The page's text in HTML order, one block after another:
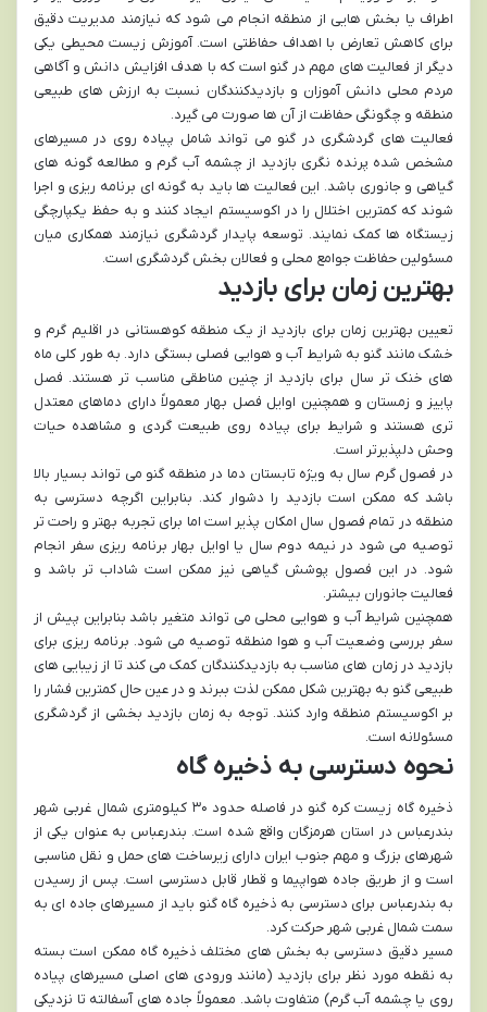
اطراف یا بخش هایی از منطقه انجام می شود که نیازمند مدیریت دقیق
برای کاهش تعارض با اهداف حفاظتی است. آموزش زیست محیطی یکی
دیگر از فعالیت های مهم در گنو است که با هدف افزایش دانش و آگاهی
مردم محلی دانش آموزان و بازدیدکنندگان نسبت به ارزش های طبیعی
منطقه و چگونگی حفاظت از آن ها صورت می گیرد.
فعالیت های گردشگری در گنو می تواند شامل پیاده روی در مسیرهای
مشخص شده پرنده نگری بازدید از چشمه آب گرم و مطالعه گونه های
گیاهی و جانوری باشد. این فعالیت ها باید به گونه ای برنامه ریزی و اجرا
شوند که کمترین اختلال را در اکوسیستم ایجاد کنند و به حفظ یکپارچگی
زیستگاه ها کمک نمایند. توسعه پایدار گردشگری نیازمند همکاری میان
مسئولین حفاظت جوامع محلی و فعالان بخش گردشگری است.
بهترین زمان برای بازدید
تعیین بهترین زمان برای بازدید از یک منطقه کوهستانی در اقلیم گرم و
خشک مانند گنو به شرایط آب و هوایی فصلی بستگی دارد. به طور کلی ماه
های خنک تر سال برای بازدید از چنین مناطقی مناسب تر هستند. فصل
پاییز و زمستان و همچنین اوایل فصل بهار معمولاً دارای دماهای معتدل
تری هستند و شرایط برای پیاده روی طبیعت گردی و مشاهده حیات
وحش دلپذیرتر است.
در فصول گرم سال به ویژه تابستان دما در منطقه گنو می تواند بسیار بالا
باشد که ممکن است بازدید را دشوار کند. بنابراین اگرچه دسترسی به
منطقه در تمام فصول سال امکان پذیر است اما برای تجربه بهتر و راحت تر
توصیه می شود در نیمه دوم سال یا اوایل بهار برنامه ریزی سفر انجام
شود. در این فصول پوشش گیاهی نیز ممکن است شاداب تر باشد و
فعالیت جانوران بیشتر.
همچنین شرایط آب و هوایی محلی می تواند متغیر باشد بنابراین پیش از
سفر بررسی وضعیت آب و هوا منطقه توصیه می شود. برنامه ریزی برای
بازدید در زمان های مناسب به بازدیدکنندگان کمک می کند تا از زیبایی های
طبیعی گنو به بهترین شکل ممکن لذت ببرند و در عین حال کمترین فشار را
بر اکوسیستم منطقه وارد کنند. توجه به زمان بازدید بخشی از گردشگری
مسئولانه است.
نحوه دسترسی به ذخیره گاه
ذخیره گاه زیست کره گنو در فاصله حدود ۳۰ کیلومتری شمال غربی شهر
بندرعباس در استان هرمزگان واقع شده است. بندرعباس به عنوان یکی از
شهرهای بزرگ و مهم جنوب ایران دارای زیرساخت های حمل و نقل مناسبی
است و از طریق جاده هواپیما و قطار قابل دسترسی است. پس از رسیدن
به بندرعباس برای دسترسی به ذخیره گاه گنو باید از مسیرهای جاده ای به
سمت شمال غربی شهر حرکت کرد.
مسیر دقیق دسترسی به بخش های مختلف ذخیره گاه ممکن است بسته
به نقطه مورد نظر برای بازدید (مانند ورودی های اصلی مسیرهای پیاده
روی یا چشمه آب گرم) متفاوت باشد. معمولاً جاده های آسفالته تا نزدیکی